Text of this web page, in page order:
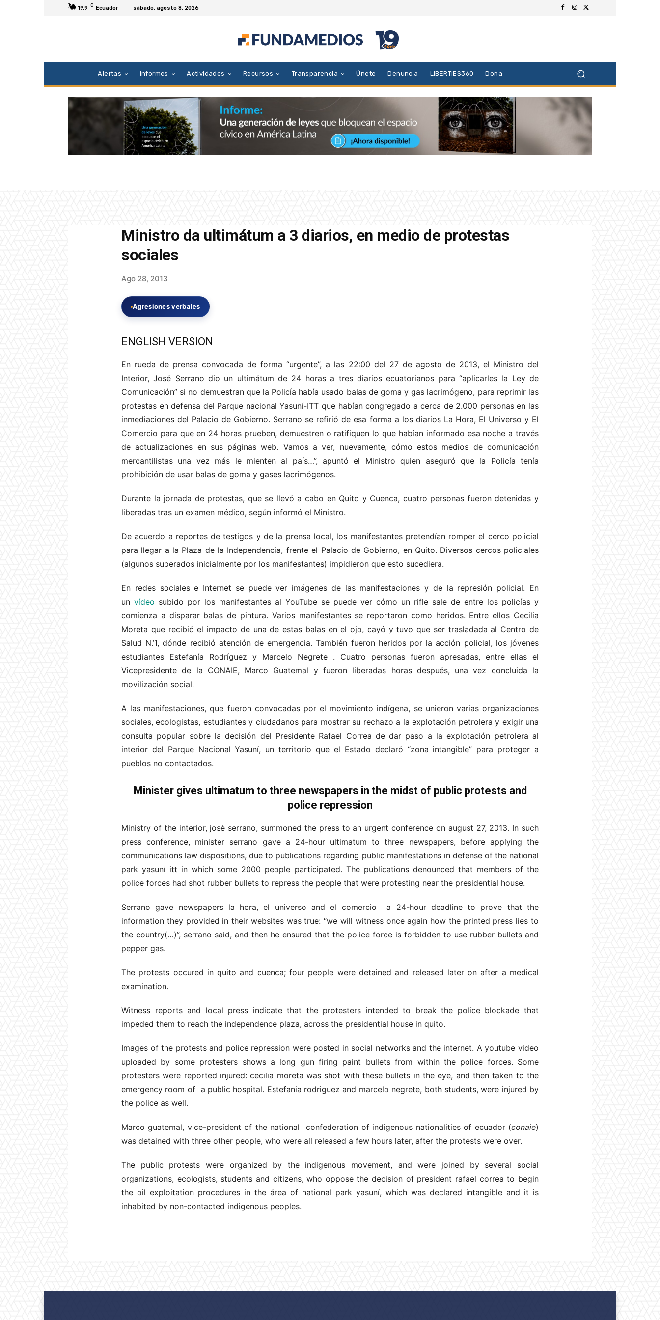
19.9 C Ecuador sábado, agosto 8, 2026
Alertas Informes Actividades Recursos Transparencia Únete Denuncia LIBERTIES360 Dona
Ministro da ultimátum a 3 diarios, en medio de protestas
sociales
Ago 28, 2013
Agresiones verbales
ENGLISH VERSION
En rueda de prensa convocada de forma “urgente”, a las 22:00 del 27 de agosto de 2013, el Ministro del
Interior, José Serrano dio un ultimátum de 24 horas a tres diarios ecuatorianos para “aplicarles la Ley de
Comunicación” si no demuestran que la Policía había usado balas de goma y gas lacrimógeno, para reprimir las
protestas en defensa del Parque nacional Yasuní-ITT que habían congregado a cerca de 2.000 personas en las
inmediaciones del Palacio de Gobierno. Serrano se refirió de esa forma a los diarios La Hora, El Universo y El
Comercio para que en 24 horas prueben, demuestren o ratifiquen lo que habían informado esa noche a través
de actualizaciones en sus páginas web. Vamos a ver, nuevamente, cómo estos medios de comunicación
mercantilistas una vez más le mienten al país…”, apuntó el Ministro quien aseguró que la Policía tenía
prohibición de usar balas de goma y gases lacrimógenos.
Durante la jornada de protestas, que se llevó a cabo en Quito y Cuenca, cuatro personas fueron detenidas y
liberadas tras un examen médico, según informó el Ministro.
De acuerdo a reportes de testigos y de la prensa local, los manifestantes pretendían romper el cerco policial
para llegar a la Plaza de la Independencia, frente el Palacio de Gobierno, en Quito. Diversos cercos policiales
(algunos superados inicialmente por los manifestantes) impidieron que esto sucediera.
En redes sociales e Internet se puede ver imágenes de las manifestaciones y de la represión policial. En
un vídeo subido por los manifestantes al YouTube se puede ver cómo un rifle sale de entre los policías y
comienza a disparar balas de pintura. Varios manifestantes se reportaron como heridos. Entre ellos Cecilia
Moreta que recibió el impacto de una de estas balas en el ojo, cayó y tuvo que ser trasladada al Centro de
Salud N.’1, dónde recibió atención de emergencia. También fueron heridos por la acción policial, los jóvenes
estudiantes Estefanía Rodríguez y Marcelo Negrete . Cuatro personas fueron apresadas, entre ellas el
Vicepresidente de la CONAIE, Marco Guatemal y fueron liberadas horas después, una vez concluida la
movilización social.
A las manifestaciones, que fueron convocadas por el movimiento indígena, se unieron varias organizaciones
sociales, ecologistas, estudiantes y ciudadanos para mostrar su rechazo a la explotación petrolera y exigir una
consulta popular sobre la decisión del Presidente Rafael Correa de dar paso a la explotación petrolera al
interior del Parque Nacional Yasuní, un territorio que el Estado declaró “zona intangible” para proteger a
pueblos no contactados.
Minister gives ultimatum to three newspapers in the midst of public protests and
police repression
Ministry of the interior, josé serrano, summoned the press to an urgent conference on august 27, 2013. In such
press conference, minister serrano gave a 24-hour ultimatum to three newspapers, before applying the
communications law dispositions, due to publications regarding public manifestations in defense of the national
park yasuní itt in which some 2000 people participated. The publications denounced that members of the
police forces had shot rubber bullets to repress the people that were protesting near the presidential house.
Serrano gave newspapers la hora, el universo and el comercio a 24-hour deadline to prove that the
information they provided in their websites was true: “we will witness once again how the printed press lies to
the country(…)”, serrano said, and then he ensured that the police force is forbidden to use rubber bullets and
pepper gas.
The protests occured in quito and cuenca; four people were detained and released later on after a medical
examination.
Witness reports and local press indicate that the protesters intended to break the police blockade that
impeded them to reach the independence plaza, across the presidential house in quito.
Images of the protests and police repression were posted in social networks and the internet. A youtube video
uploaded by some protesters shows a long gun firing paint bullets from within the police forces. Some
protesters were reported injured: cecilia moreta was shot with these bullets in the eye, and then taken to the
emergency room of a public hospital. Estefania rodriguez and marcelo negrete, both students, were injured by
the police as well.
Marco guatemal, vice-president of the national confederation of indigenous nationalities of ecuador (conaie)
was detained with three other people, who were all released a few hours later, after the protests were over.
The public protests were organized by the indigenous movement, and were joined by several social
organizations, ecologists, students and citizens, who oppose the decision of president rafael correa to begin
the oil exploitation procedures in the área of national park yasuní, which was declared intangible and it is
inhabited by non-contacted indigenous peoples.